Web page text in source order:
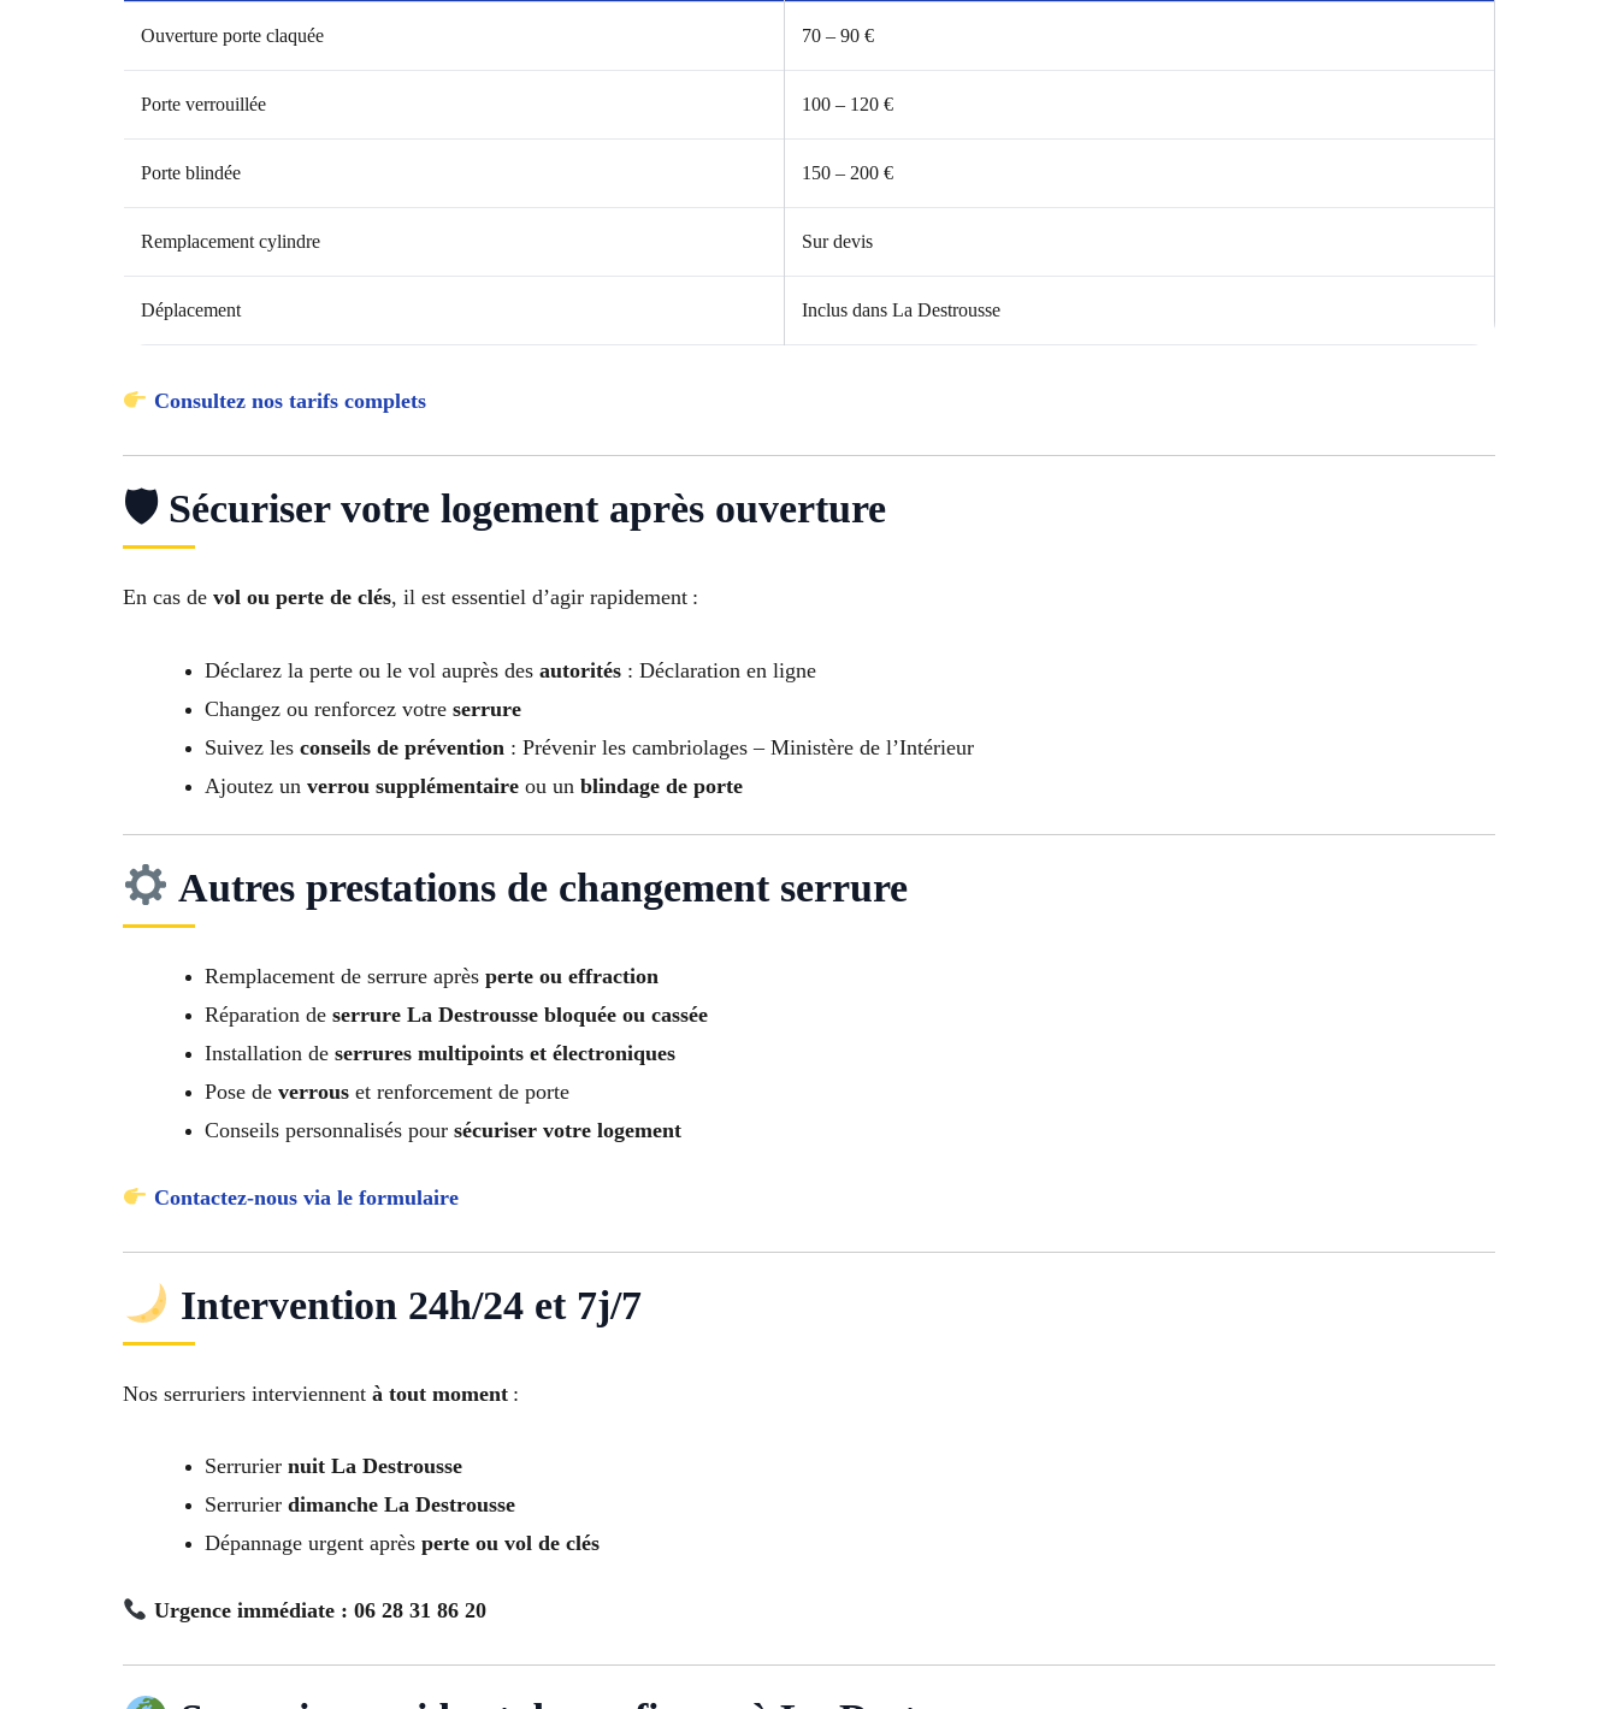
Ouverture porte claquée 70 – 90 €
Porte verrouillée 100 – 120 €
Porte blindée 150 – 200 €
Remplacement cylindre Sur devis
Déplacement Inclus dans La Destrousse
Consultez nos tarifs complets
🛡 Sécuriser votre logement après ouverture
En cas de vol ou perte de clés, il est essentiel d’agir rapidement :
Déclarez la perte ou le vol auprès des autorités : Déclaration en ligne
Changez ou renforcez votre serrure
Suivez les conseils de prévention : Prévenir les cambriolages – Ministère de l’Intérieur
Ajoutez un verrou supplémentaire ou un blindage de porte
Autres prestations de changement serrure
Remplacement de serrure après perte ou effraction
Réparation de serrure La Destrousse bloquée ou cassée
Installation de serrures multipoints et électroniques
Pose de verrous et renforcement de porte
Conseils personnalisés pour sécuriser votre logement
Contactez-nous via le formulaire
Intervention 24h/24 et 7j/7
Nos serruriers interviennent à tout moment :
Serrurier nuit La Destrousse
Serrurier dimanche La Destrousse
Dépannage urgent après perte ou vol de clés
Urgence immédiate : 06 28 31 86 20